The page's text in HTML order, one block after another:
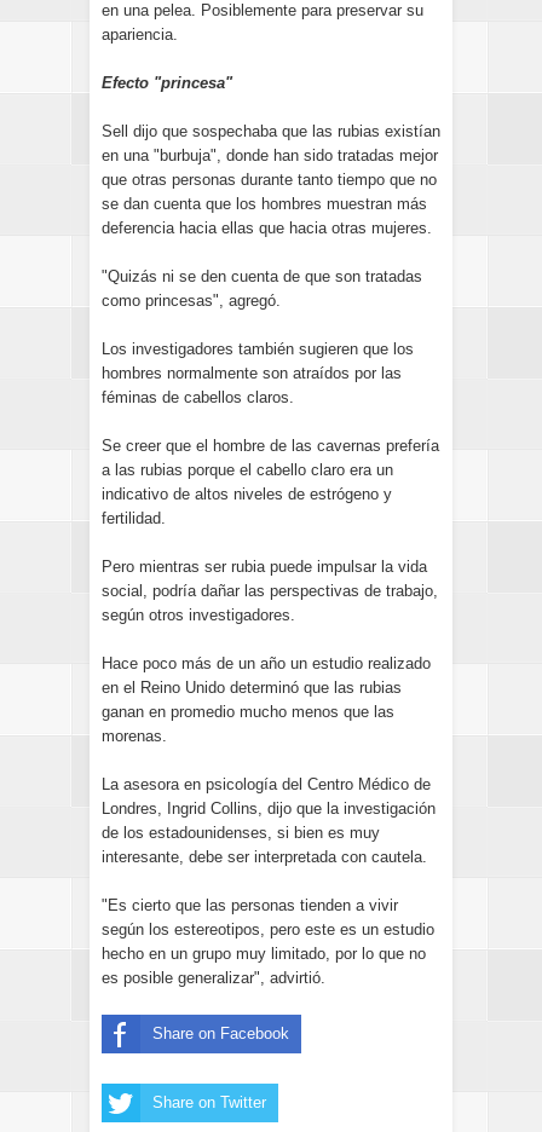
en una pelea. Posiblemente para preservar su
apariencia.
Efecto "princesa"
Sell dijo que sospechaba que las rubias existían
en una "burbuja", donde han sido tratadas mejor
que otras personas durante tanto tiempo que no
se dan cuenta que los hombres muestran más
deferencia hacia ellas que hacia otras mujeres.
"Quizás ni se den cuenta de que son tratadas
como princesas", agregó.
Los investigadores también sugieren que los
hombres normalmente son atraídos por las
féminas de cabellos claros.
Se creer que el hombre de las cavernas prefería
a las rubias porque el cabello claro era un
indicativo de altos niveles de estrógeno y
fertilidad.
Pero mientras ser rubia puede impulsar la vida
social, podría dañar las perspectivas de trabajo,
según otros investigadores.
Hace poco más de un año un estudio realizado
en el Reino Unido determinó que las rubias
ganan en promedio mucho menos que las
morenas.
La asesora en psicología del Centro Médico de
Londres, Ingrid Collins, dijo que la investigación
de los estadounidenses, si bien es muy
interesante, debe ser interpretada con cautela.
"Es cierto que las personas tienden a vivir
según los estereotipos, pero este es un estudio
hecho en un grupo muy limitado, por lo que no
es posible generalizar", advirtió.
Share on Facebook
Share on Twitter